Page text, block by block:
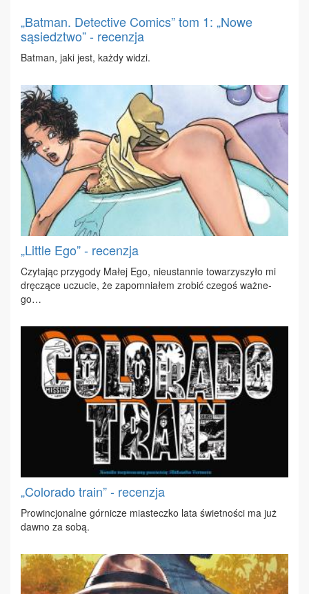
„Batman. Detective Comics” tom 1: „Nowe
sąsiedztwo” - recenzja
Bat­man, ja­ki jest, każ­dy wi­dzi.
„Little Ego” - recenzja
Czy­ta­jąc przy­go­dy Ma­łej Ego, nie­ustan­nie to­wa­rzy­szy­ło mi
drę­czą­ce uczu­cie, że za­po­mnia­łem zro­bić cze­goś waż­ne­
go…
„Colorado train” - recenzja
Pro­win­cjo­nal­ne gór­ni­cze mia­stecz­ko la­ta świet­no­ści ma już
daw­no za so­bą.